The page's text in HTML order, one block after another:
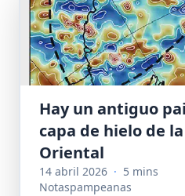
Hay un antiguo
capa de hielo de
Oriental
14 abril 2026 · 5 mins
Notaspampeanas